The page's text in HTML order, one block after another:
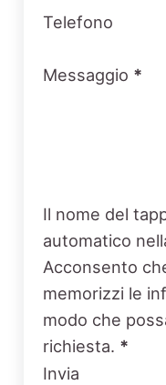
Telefono
Messaggio *
Il nome del
automatico
Acconsento
memorizzi le
modo che
richiesta. *
Invia